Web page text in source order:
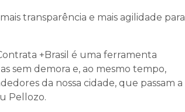
transparência e mais agilidade para
+Brasil é uma ferramenta
sem demora e, ao mesmo tempo,
da nossa cidade, que passam a
Pellozo.